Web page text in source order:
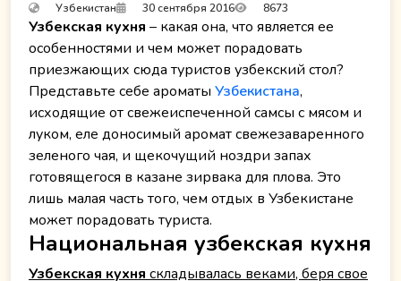
Узбекистан 30 сентября 2016 8673
Узбекская кухня – какая она, что является ее
особенностями и чем может порадовать
приезжающих сюда туристов узбекский стол?
Представьте себе ароматы Узбекистана,
исходящие от свежеиспеченной самсы с мясом и
луком, еле доносимый аромат свежезаваренного
зеленого чая, и щекочущий ноздри запах
готовящегося в казане зирвака для плова. Это
лишь малая часть того, чем отдых в Узбекистане
может порадовать туриста.
Национальная узбекская кухня
Узбекская кухня складывалась веками, беря свое